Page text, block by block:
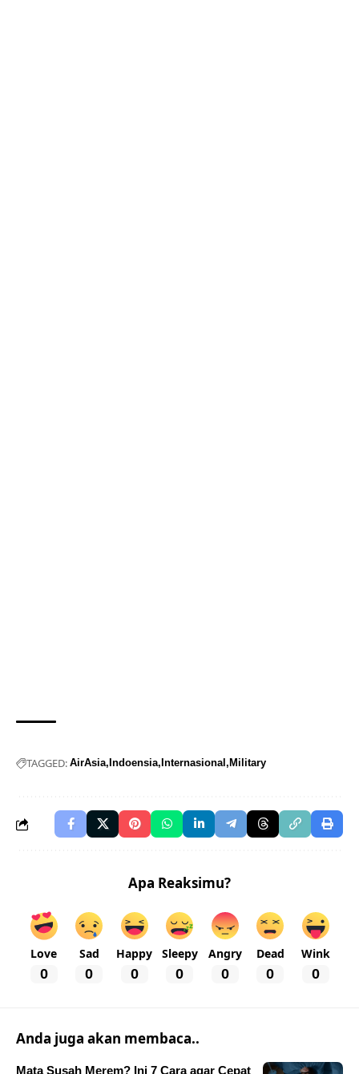
TAGGED: AirAsia Indoensia Internasional Military
Apa Reaksimu?
Love
0
Sad
0
Happy
0
Sleepy
0
Angry
0
Dead
0
Wink
0
Anda juga akan membaca..
Mata Susah Merem? Ini 7 Cara agar Cepat